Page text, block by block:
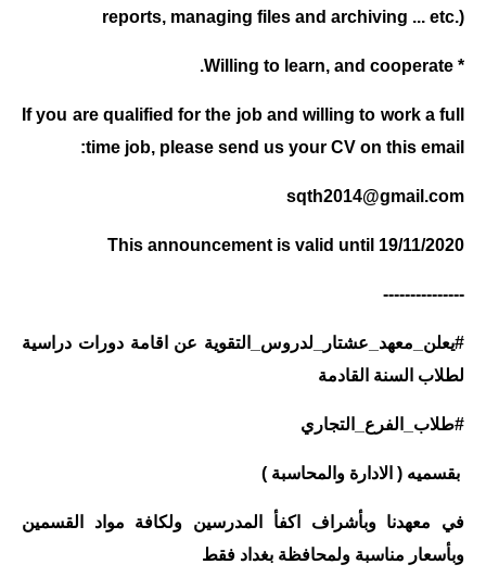
reports, managing files and archiving ... etc.)
* Willing to learn, and cooperate.
If you are qualified for the job and willing to work a full
time job, please send us your CV on this email:
sqth2014@gmail.com
This announcement is valid until 19/11/2020
---------------
#يعلن_معهد_عشتار_لدروس_التقوية عن اقامة دورات دراسية
لطلاب السنة القادمة
#طلاب_الفرع_التجاري
بقسميه ( الادارة والمحاسبة )
في معهدنا وبأشراف اكفأ المدرسين ولكافة مواد القسمين
وبأسعار مناسبة ولمحافظة بغداد فقط